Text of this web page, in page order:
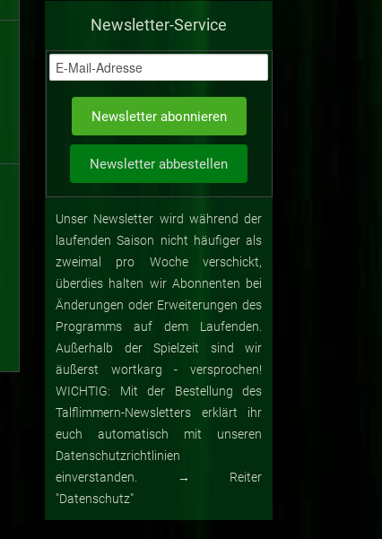
Newsletter-Service
Unser Newsletter wird während der
laufenden Saison nicht häufiger als
zweimal pro Woche verschickt,
überdies halten wir Abonnenten bei
Änderungen oder Erweiterungen des
Programms auf dem Laufenden.
Außerhalb der Spielzeit sind wir
äußerst wortkarg - versprochen!
WICHTIG: Mit der Bestellung des
Talflimmern-Newsletters erklärt ihr
euch automatisch mit unseren
Datenschutzrichtlinien
einverstanden. → Reiter
"Datenschutz"